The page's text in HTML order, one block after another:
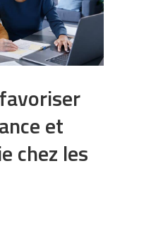
et
chez les